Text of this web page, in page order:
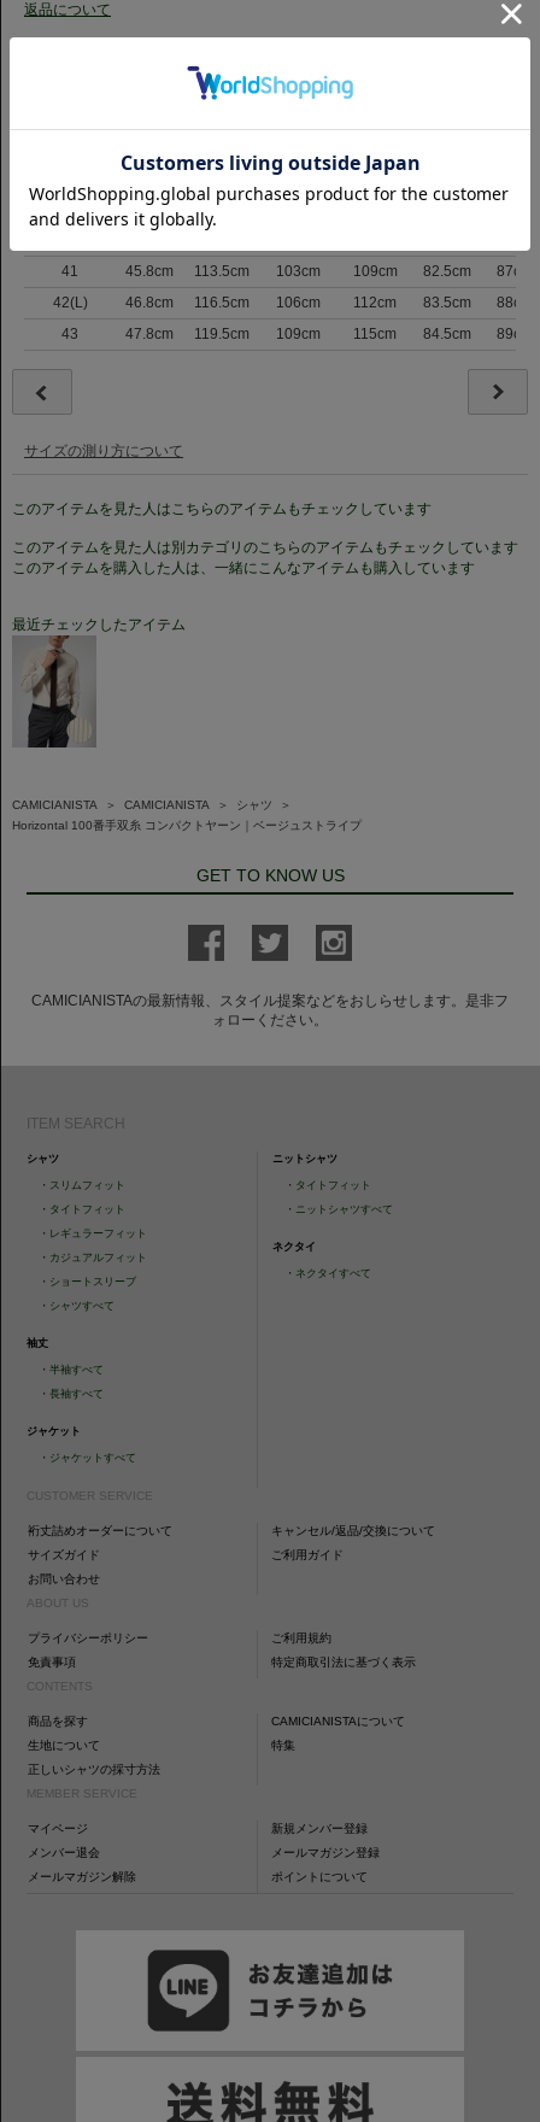
返品について
94.5cm 100cm
39
43.8cm 107.5cm 97cm
41
45.8cm 113.5cm 103cm 109cm 82.5cm
87cm
42(L)
46.8cm 116.5cm 106cm 112cm 83.5cm
88cm
43
47.8cm 119.5cm 109cm 115cm 84.5cm 89cm
サイズの測り方について
このアイテムを見た人はこちらのアイテムもチェックしています
このアイテムを見た人は別カテゴリのこちらのアイテムもチェックしています
このアイテムを購入した人は、一緒にこんなアイテムも購入しています
最近チェックしたアイテム
CAMICIANISTA ＞ CAMICIANISTA ＞ シャツ ＞
Horizontal 100番手双糸 コンパクトヤーン｜ベージュストライプ
GET TO KNOW US
CAMICIANISTAの最新情報、スタイル提案などをおしらせします。是非フ
ォローください。
ITEM SEARCH
シャツ
・ スリムフィット
・ タイトフィット
・ レギュラーフィット
・ カジュアルフィット
・ ショートスリーブ
・ シャツすべて
袖丈
・半袖すべて
・長袖すべて
ジャケット
・ ジャケットすべて
ニットシャツ
・ タイトフィット
・ ニットシャツすべて
ネクタイ
・ ネクタイすべて
CUSTOMER SERVICE
裄丈詰めオーダーについて
キャンセル/返品/交換について
サイズガイド
ご利用ガイド
お問い合わせ
ABOUT US
プライバシーポリシー
ご利用規約
免責事項
特定商取引法に基づく表示
CONTENTS
商品を探す
CAMICIANISTAについて
生地について
特集
正しいシャツの採寸方法
MEMBER SERVICE
マイページ
新規メンバー登録
メンバー退会
メールマガジン登録
メールマガジン解除
ポイントについて